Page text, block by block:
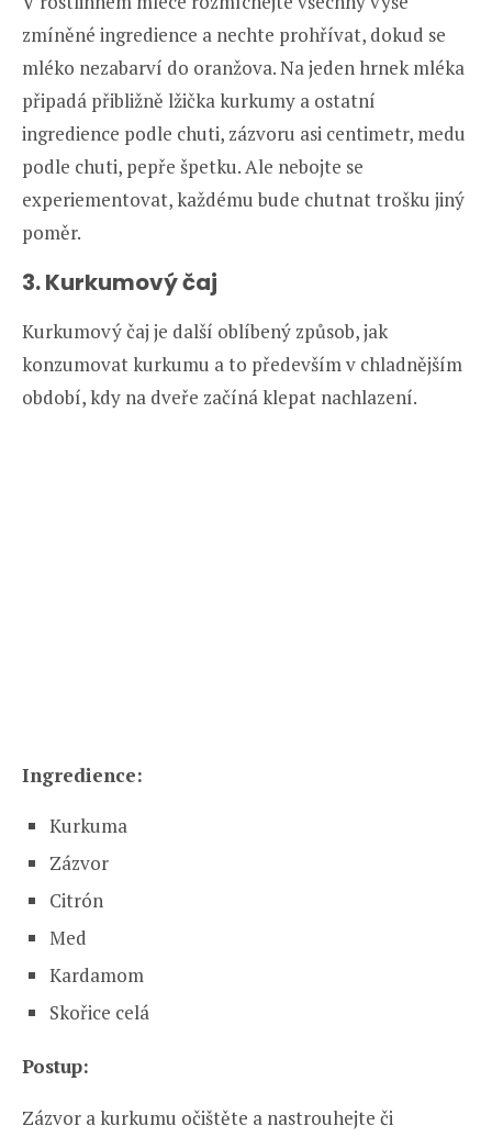
zmíněné ingredience a nechte prohřívat, dokud se
mléko nezabarví do oranžova. Na jeden hrnek mléka
připadá přibližně lžička kurkumy a ostatní
ingredience podle chuti, zázvoru asi centimetr, medu
podle chuti, pepře špetku. Ale nebojte se
experiementovat, každému bude chutnat trošku jiný
poměr.
3. Kurkumový čaj
Kurkumový čaj je další oblíbený způsob, jak
konzumovat kurkumu a to především v chladnějším
období, kdy na dveře začíná klepat nachlazení.
Ingredience:
Kurkuma
Zázvor
Citrón
Med
Kardamom
Skořice celá
Postup:
Zázvor a kurkumu očištěte a nastrouhejte či